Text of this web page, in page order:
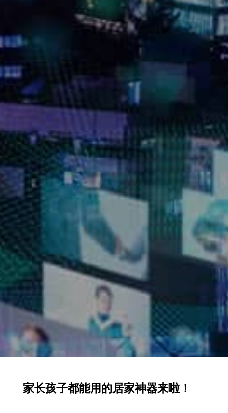
家长孩子都能用的居家神器来啦！